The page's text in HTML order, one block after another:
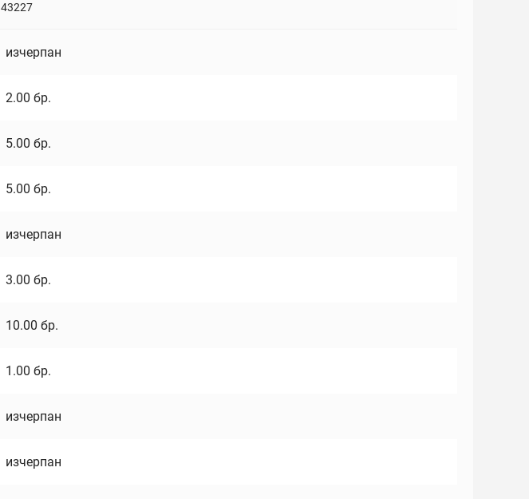
43227
изчерпан
2.00 бр.
5.00 бр.
5.00 бр.
изчерпан
3.00 бр.
10.00 бр.
1.00 бр.
изчерпан
изчерпан